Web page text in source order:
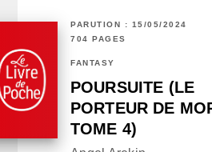
PARUTION : 15/05/2024
704 PAGES
FANTASY
POURSUITE (LE
PORTEUR DE
TOME 4)